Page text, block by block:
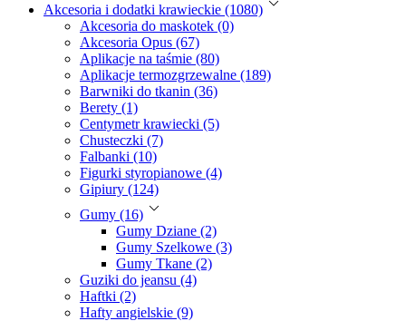
Akcesoria i dodatki krawieckie (1080)
Akcesoria do maskotek (0)
Akcesoria Opus (67)
Aplikacje na taśmie (80)
Aplikacje termozgrzewalne (189)
Barwniki do tkanin (36)
Berety (1)
Centymetr krawiecki (5)
Chusteczki (7)
Falbanki (10)
Figurki styropianowe (4)
Gipiury (124)
Gumy (16)
Gumy Dziane (2)
Gumy Szelkowe (3)
Gumy Tkane (2)
Guziki do jeansu (4)
Haftki (2)
Hafty angielskie (9)